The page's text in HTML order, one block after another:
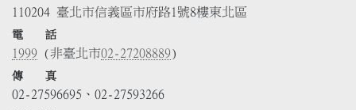
110204 臺北市信義區市府路1號8樓東北區
電 話
1999 (非臺北市02-27208889)
傳 真
02-27596695、02-27593266